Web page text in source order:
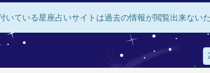
ている星座占いサイトは過去の情報が閲覧出来ない